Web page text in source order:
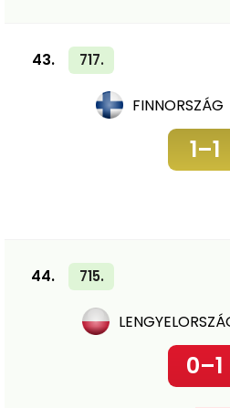
43. 717.
FINNORSZÁG
1–1
44. 715.
0–1